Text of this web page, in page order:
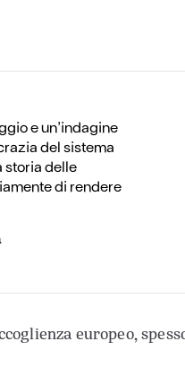
e un’indagine
del sistema
storia delle
di rendere
europeo,